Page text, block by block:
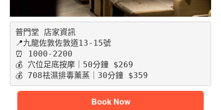
普門堂 店家資訊
📍九龍佐敦佐敦道13-15號
⏰ 1000-2200
💰 穴位足底按摩｜50分鐘 $269
💰 708祛濕排毒薰蒸｜30分鐘 $359
Book Now